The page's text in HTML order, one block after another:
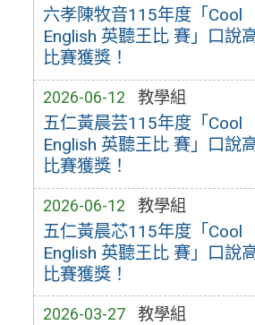
六孝陳牧音115年度「Cool
English 英聽王比 賽」口說
比賽獲獎！
2026-06-12 教學組
五仁黃晨芸115年度「Cool
English 英聽王比 賽」口說
比賽獲獎！
2026-06-12 教學組
五仁黃晨芯115年度「Cool
English 英聽王比 賽」口說
比賽獲獎！
2026-03-27 教學組